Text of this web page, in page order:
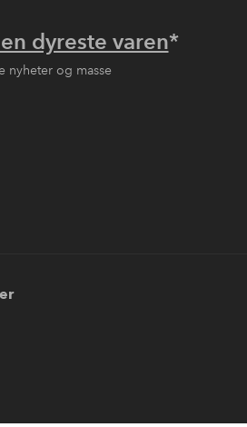
dyreste varen*
nyheter og masse